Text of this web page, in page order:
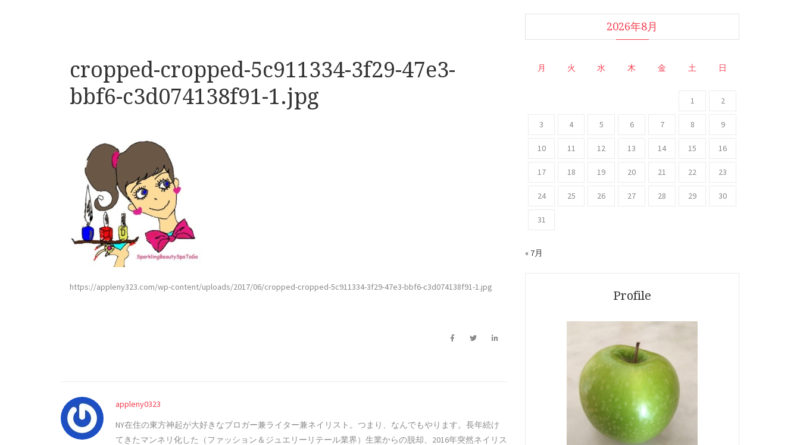
cropped-cropped-5c911334-3f29-47e3-
bbf6-c3d074138f91-1.jpg
https://appleny323.com/wp-content/uploads/2017/06/cropped-cropped-5c911334-3f29-47e3-bbf6-c3d074138f91-1.jpg
appleny0323
NY在住の東方神起が大好きなブロガー兼ライター兼ネイリスト。つまり、なんでもやります。長年続け
てきたマンネリ化した（ファッション＆ジュエリーリテール業界）生業からの脱却、2016年突然ネイリス
2026年8月
月 火 水 木 金 土 日
1 2
3 4 5 6 7 8 9
10 11 12 13 14 15 16
17 18 19 20 21 22 23
24 25 26 27 28 29 30
31
« 7月
Profile